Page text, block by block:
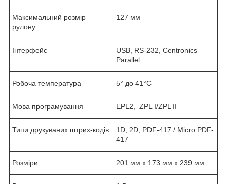
Максимальний розмір
рулону
127 мм
Інтерфейс
USB, RS-232, Centronics
Parallel
Робоча температура 5° до 41°C
Мова програмування EPL2, ZPL I/ZPL II
Типи друкуваних штрих-кодів
1D, 2D, PDF-417 / Mіcro PDF-
417
Розміри 201 мм х 173 мм х 239 мм